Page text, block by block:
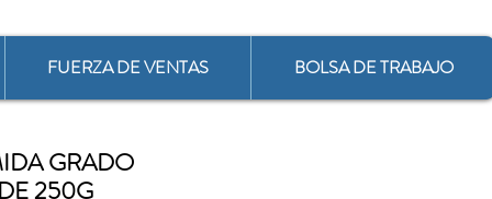
FUERZA DE VENTAS BOLSA DE TRABAJO
GRADO
250G